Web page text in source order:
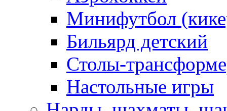
Минифутбол
Бильярд детский
Столы-
Настольные игры